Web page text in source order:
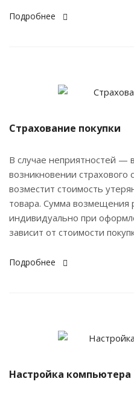
Подробнее
Страхование покупки
В случае неприятностей —
возникновении страхового
возместит стоимость
товара. Сумма возмещения
индивидуально при
зависит от стоимости
Подробнее
Настройка компьютера